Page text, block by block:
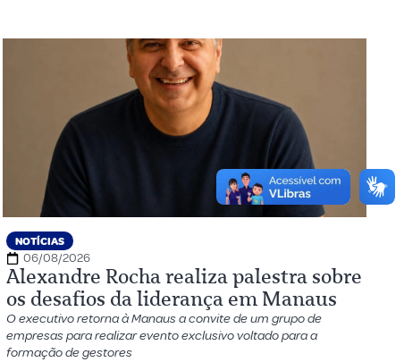
NOTÍCIAS
06/08/2026
Alexandre Rocha realiza palestra sobre
os desafios da liderança em Manaus
O executivo retorna à Manaus a convite de um grupo de
empresas para realizar evento exclusivo voltado para a
formação de gestores